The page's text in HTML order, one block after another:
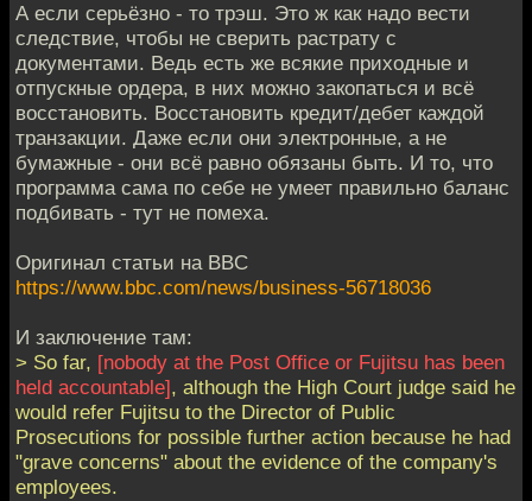
А если серьёзно - то трэш. Это ж как надо вести
следствие, чтобы не сверить растрату с
документами. Ведь есть же всякие приходные и
отпускные ордера, в них можно закопаться и всё
восстановить. Восстановить кредит/дебет каждой
транзакции. Даже если они электронные, а не
бумажные - они всё равно обязаны быть. И то, что
программа сама по себе не умеет правильно баланс
подбивать - тут не помеха.
Оригинал статьи на BBC
https://www.bbc.com/news/business-56718036
И заключение там:
> So far, [nobody at the Post Office or Fujitsu has been
held accountable], although the High Court judge said he
would refer Fujitsu to the Director of Public
Prosecutions for possible further action because he had
"grave concerns" about the evidence of the company's
employees.